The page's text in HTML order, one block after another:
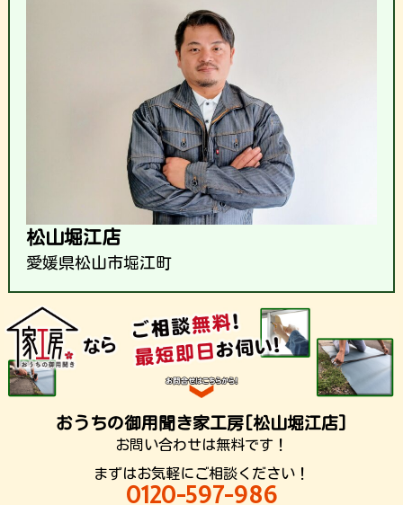
松山堀江店
愛媛県松山市堀江町
おうちの御用聞き家工房[松山堀江店]
お問い合わせは無料です！
まずはお気軽にご相談ください！
0120-597-986